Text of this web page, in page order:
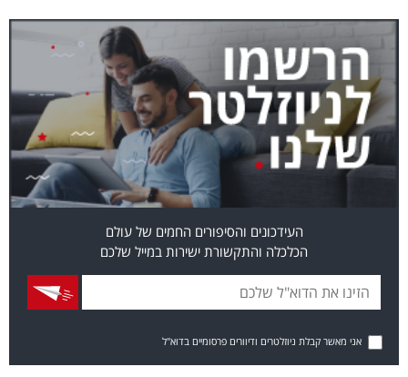
העידכונים והסיפורים החמים של עולם
הכלכלה והתקשורת ישירות במייל שלכם
אני מאשר קבלת ניוזלטרים ודיוורים פרסומיים בדוא"ל